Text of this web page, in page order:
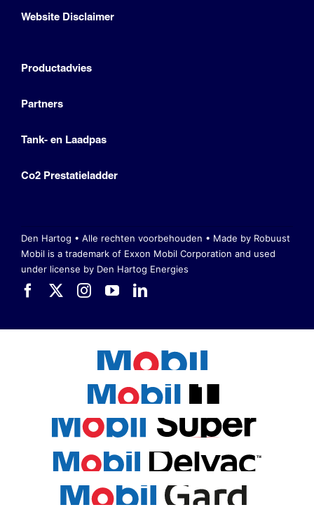
Website Disclaimer
Productadvies
Partners
Tank- en Laadpas
Co2 Prestatieladder
Den Hartog • Alle rechten voorbehouden • Made by Robuust
Mobil is a trademark of Exxon Mobil Corporation and used
under license by Den Hartog Energies